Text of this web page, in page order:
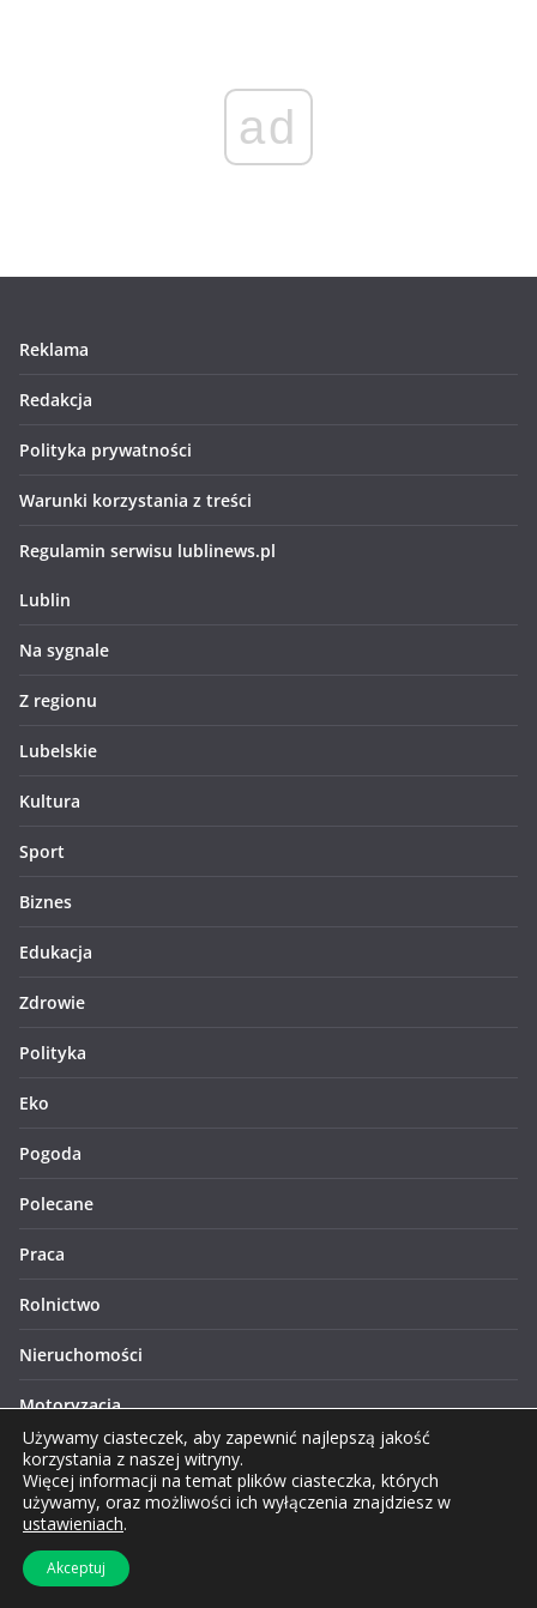
ad
Reklama
Redakcja
Polityka prywatności
Warunki korzystania z treści
Regulamin serwisu lublinews.pl
Lublin
Na sygnale
Z regionu
Lubelskie
Kultura
Sport
Biznes
Edukacja
Zdrowie
Polityka
Eko
Pogoda
Polecane
Praca
Rolnictwo
Nieruchomości
Motoryzacja
Historia
Lifestyle
Finanse
Używamy ciasteczek, aby zapewnić najlepszą jakość
korzystania z naszej witryny.
Więcej informacji na temat plików ciasteczka, których
używamy, oraz możliwości ich wyłączenia znajdziesz w
ustawieniach.
Akceptuj